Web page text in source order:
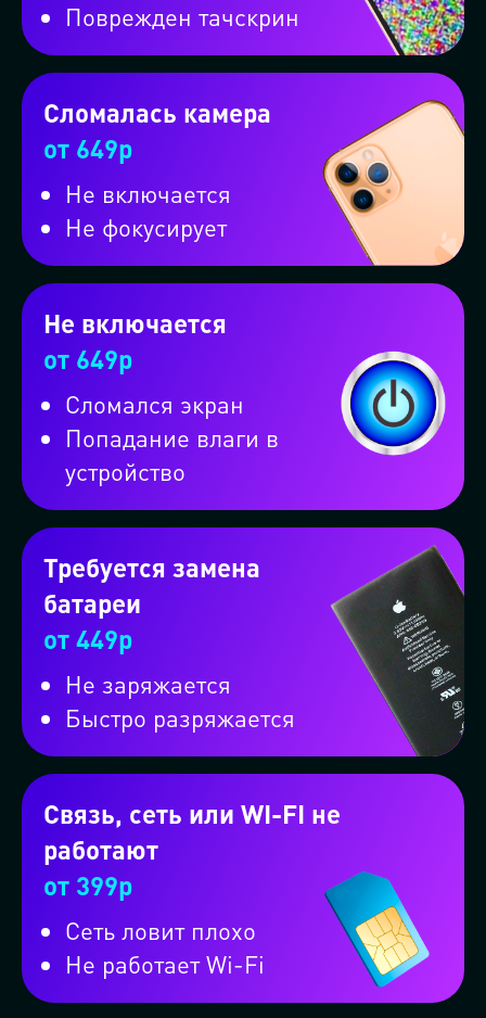
Оформите заказ на вызов
мастерской на колёсах и
получите скидку 10%
Или вызовите машину через
мессенджер
Проконсультируем бесплатно в
Проконсультируем бесплатно в
ВКонтакте
Поврежден тачскрин
Сломалась камера
от 649р
Не включается
Не фокусирует
Не включается
от 649р
Сломался экран
Попадание влаги в
устройство
Требуется замена
батареи
от 449р
Не заряжается
Быстро разряжается
Связь, сеть или WI-FI не
работают
от 399р
Сеть ловит плохо
Не работает Wi-Fi